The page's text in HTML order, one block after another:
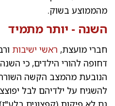
מהממוצע בשוק.
השנה - יותר מתמיד
חברי מועצת, ראשי ישיבות
דחופה להורי הילדים, כי
הנובעת מהמצב הקשה
להשגיח על ילדיהם לבל